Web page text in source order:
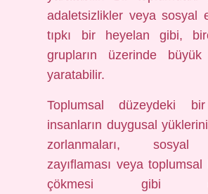
adaletsizlikler veya sosyal
tıpkı bir heyelan gibi,
grupların üzerinde
yaratabilir.
Toplumsal düzeydeki
insanların duygusal
zorlanmaları, sosyal
zayıflaması veya toplumsal
çökmesi gibi